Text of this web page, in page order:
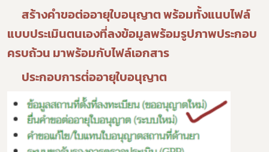
สร้างคำขอต่ออายุใบอนุญาต พร้อมทั้งแนบไฟล์
แบบประเมินตนเองที่ลงข้อมูลพร้อมรูปภาพประกอบ
ครบถ้วน มาพร้อมกับไฟล์เอกสาร
ประกอบการต่่ออายุใบอนุญาต